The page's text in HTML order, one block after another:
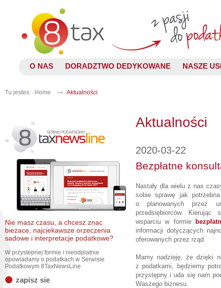
O NAS DORADZTWO DEDYKOWANE NASZE
Tu jestes: Home Aktualności
Nie masz czasu, a chcesz znac
biezace, najciekawsze orzeczenia
sadowe i interpretacje podatkowe?
W przystepnej formie i nieodplatnie
opowiadamy o podatkach w Serwisie
Podatkowym 8TaxNewsLine
zapisz sie
Aktualności
2020-03-22
Bezpłatne
Nastały dla wielu z nas
sobie sprawę jak
o planowanych przez
przedsiębiorców.
wsparciu w formie
informacji dotyczących
oferowanych przez rząd
Mamy nadzieję, że dzięki
z podatkami, będziemy
przystępny i uda się nam
Waszego biznesu.